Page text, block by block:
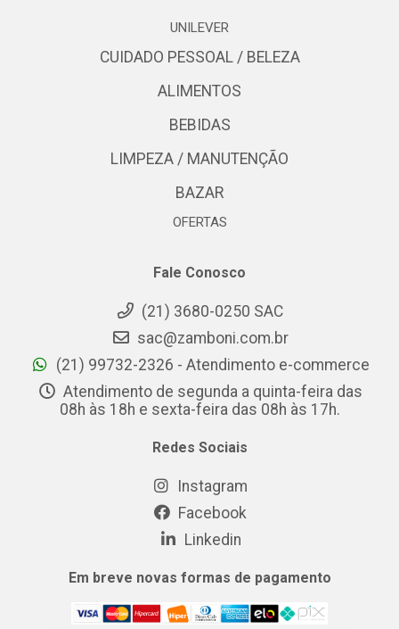
UNILEVER
CUIDADO PESSOAL / BELEZA
ALIMENTOS
BEBIDAS
LIMPEZA / MANUTENÇÃO
BAZAR
OFERTAS
Fale Conosco
(21) 3680-0250 SAC
sac@zamboni.com.br
(21) 99732-2326 - Atendimento e-commerce
Atendimento de segunda a quinta-feira das
08h às 18h e sexta-feira das 08h às 17h.
Redes Sociais
Instagram
Facebook
Linkedin
Em breve novas formas de pagamento